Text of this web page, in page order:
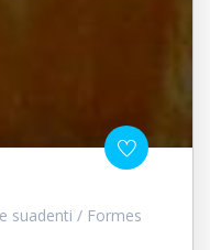
suadenti / Formes